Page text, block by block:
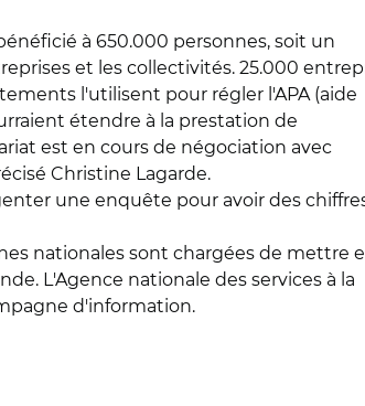
à 650.000 personnes, soit un
et les collectivités. 25.000
l'utilisent pour régler l'APA (aide
étendre à la prestation de
est en cours de négociation avec
Christine Lagarde.
une enquête pour avoir des
nationales sont chargées de mettre
L'Agence nationale des services à la
d'information.